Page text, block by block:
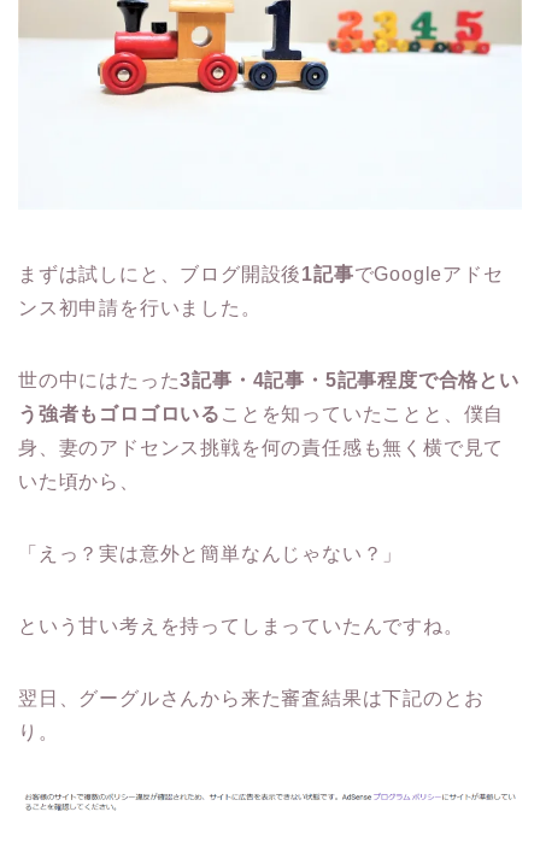
まずは試しにと、ブログ開設後1記事でGoogleアドセ
ンス初申請を行いました。
世の中にはたった3記事・4記事・5記事程度で合格とい
う強者もゴロゴロいる ことを知っていたことと、僕自
身、妻のアドセンス挑戦を何の責任感も無く横で見て
いた頃から、
「えっ？実は意外と簡単なんじゃない？」
という甘い考えを持ってしまっていたんですね。
翌日、グーグルさんから来た審査結果は下記のとお
り。